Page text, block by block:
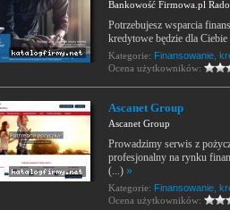
Bankowość Firmowa.pl
Potrzebujesz wsparcia
kredytowe będzie dla
Kategorie: Finansowanie,
Ocena użytkowników:
Ascanet Group
Ascanet Group
Prowadzimy serwis z
profesjonalny na rynku
(...) »
Kategorie: Finansowanie,
Ocena użytkowników: